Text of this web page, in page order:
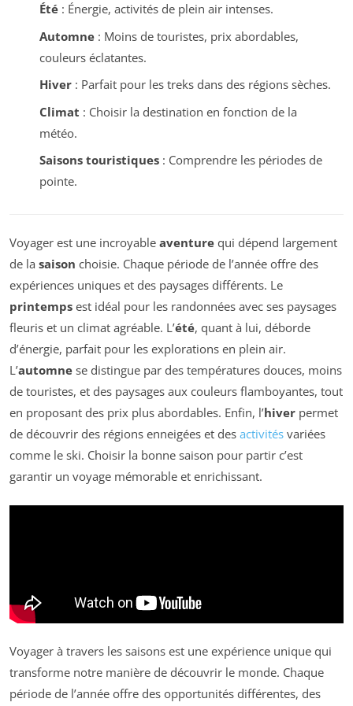
Été: Énergie, activités de plein air intenses.
Automne: Moins de touristes, prix abordables,
couleurs éclatantes.
Hiver: Parfait pour les treks dans des régions sèches.
Climat : Choisir la destination en fonction de la
météo.
Saisons touristiques: Comprendre les périodes de
pointe.
Voyager est une incroyable aventure qui dépend largement
de la saison choisie. Chaque période de l’année offre des
expériences uniques et des paysages différents. Le
printemps est idéal pour les randonnées avec ses paysages
fleuris et un climat agréable. L’été, quant à lui, déborde
d’énergie, parfait pour les explorations en plein air.
L’automne se distingue par des températures douces, moins
de touristes, et des paysages aux couleurs flamboyantes, tout
en proposant des prix plus abordables. Enfin, l’hiver permet
de découvrir des régions enneigées et des activités variées
comme le ski. Choisir la bonne saison pour partir c’est
garantir un voyage mémorable et enrichissant.
Voyager à travers les saisons est une expérience unique qui
transforme notre manière de découvrir le monde. Chaque
période de l’année offre des opportunités différentes, des